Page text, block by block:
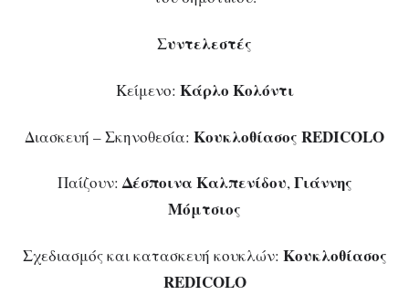
Συντελεστές
Κείμενο: Κάρλο Κολόντι
Διασκευή – Σκηνοθεσία: Κουκλοθίασος REDICOLO
Παίζουν:Δέσποινα Καλπενίδου,Γιάννης
Μόμτσιος
Σχεδιασμός και κατασκευή κουκλών: Κουκλοθίασος
REDICOLO